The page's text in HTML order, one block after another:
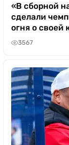
«В сборной
сделали
огня о своей
3567